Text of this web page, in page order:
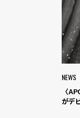
NEWS
〈
がデ